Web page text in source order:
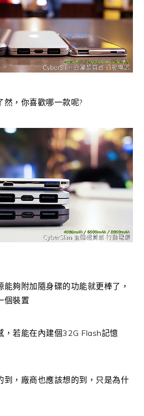
然，你喜歡哪一款呢?
夠附加隨身碟的功能就更棒了，
個裝置
，若能在內建個32G Flash記憶
到，廠商也應該想的到，只是為什